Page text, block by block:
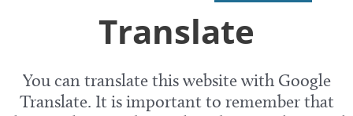
Translate
You can translate this website with Google
Translate. It is important to remember that